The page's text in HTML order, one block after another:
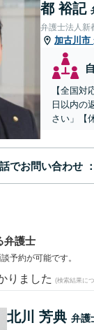
都 裕記
弁護士法人新
加古川市
【全国
日以内の
さい」【
でお問い合わせ
弁護士
予約が可能です。
りました (検索結果に
北川 芳典 弁護